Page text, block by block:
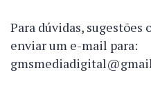
Para dúvidas, sugestões
enviar um e-mail para: